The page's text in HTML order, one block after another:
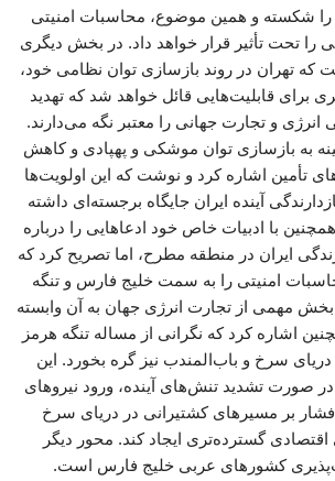
را شکسته و همین موضوع، محاسبات امنیتی
را تحت تأثیر قرار خواهد داد. در بخش دیگری
که تهران در روند بازسازی توان نظامی خود،
برای قابلیت‌هایی قائل خواهد شد که تهدید
انرژی و تجارت جهانی را معتبر نگه می‌دارند.
به بازسازی توان موشکی و پهپادی و کاهش
تأمین اشاره کرد و نوشت که این اولویت‌ها
آینده ایران جایگاه برجسته‌ای داشته
با ادبیات خاص خود ادعاهایی را درباره
ایران در منطقه مطرح، اما تصریح کرد که
امنیتی را به سمت خلیج فارس و تنگه
مهمی از تجارت انرژی جهان به آن وابسته
اشاره کرد که نگرانی از مساله تنگه هرمز
دریای سرخ و باب‌المندب نیز گره بخورد. این
صورت تشدید تنش‌های آینده، ورود نیروهای
فشار بر مسیرهای کشتیرانی در دریای سرخ
اقتصادی گسترده‌تری ایجاد کند. محور دیگر
کشورهای عربی خلیج فارس است.